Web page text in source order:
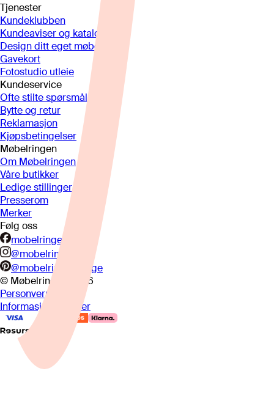
Tjenester
Kundeklubben
Kundeaviser og kataloger
Design ditt eget møbel
Gavekort
Fotostudio utleie
Kundeservice
Ofte stilte spørsmål
Bytte og retur
Reklamasjon
Kjøpsbetingelser
Møbelringen
Om Møbelringen
Våre butikker
Ledige stillinger
Presserom
Merker
Følg oss
mobelringen.no
@mobelringen
@mobelringennorge
© Møbelringen
2026
Personvern
Informasjonskapsler